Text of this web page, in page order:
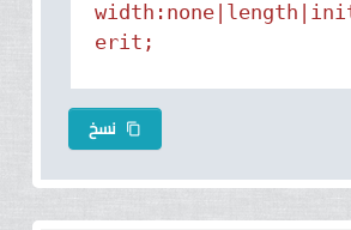
erit;
نسخ content_copy